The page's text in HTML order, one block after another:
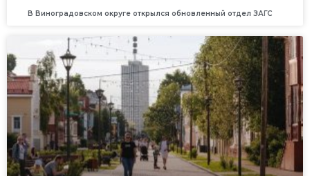
В Виноградовском округе открылся обновленный отдел ЗАГС